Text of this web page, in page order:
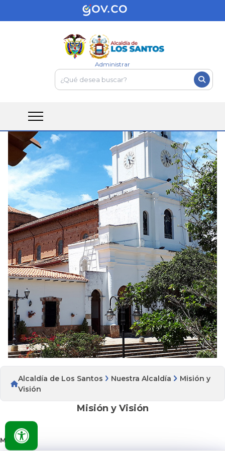
Administrar
Alcaldía de Los Santos Nuestra Alcaldía
Misión y
Visión
Misión y Visión
MISIÓN